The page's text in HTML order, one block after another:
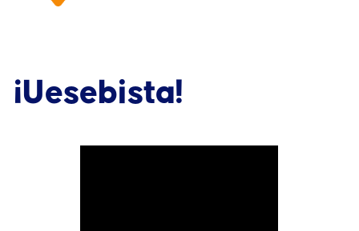
¡Uesebista!